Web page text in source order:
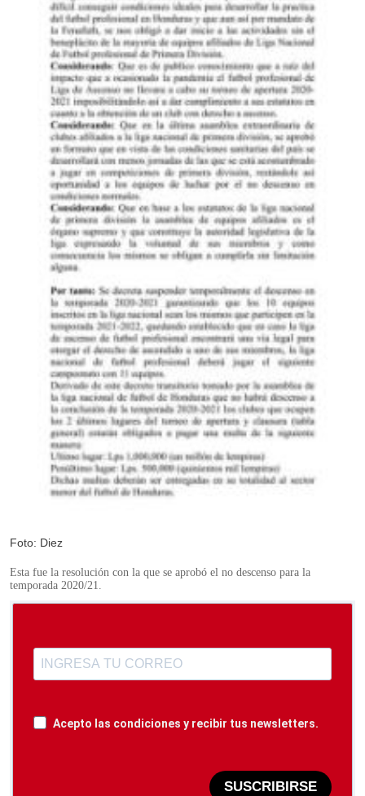
Foto: Diez
Esta fue la resolución con la que se aprobó el no descenso para la
temporada 2020/21.
Acepto las condiciones y recibir tus newsletters.
SUSCRIBIRSE